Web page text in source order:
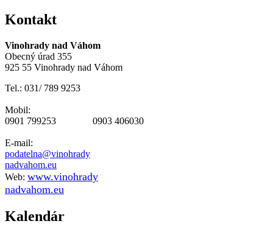
Kontakt
Vinohrady nad Váhom
Obecný úrad 355
925 55 Vinohrady nad Váhom
Tel.: 031/ 789 9253
Mobil:
0901 799253 0903 406030
E-mail:
podatelna@vinohrady
nadvahom.eu
Web: www.vinohrady
nadvahom.eu
Kalendár